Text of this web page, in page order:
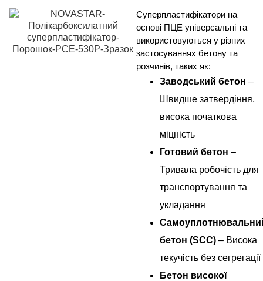
Суперпластифікатори на
основі ПЦЕ універсальні та
використовуються у різних
застосуваннях бетону та
розчинів, таких як:
Заводський бетон –
Швидше затвердіння,
висока початкова
міцність
Готовий бетон –
Тривала робочість для
транспортування та
укладання
бетон (SCC) – Висока
текучість без сегрегації
Бетон високої